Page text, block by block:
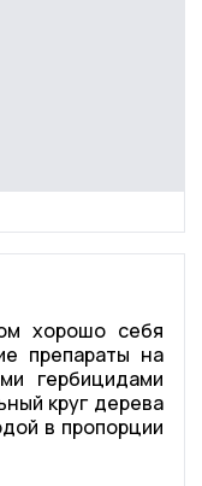
хорошо себя
препараты на
гербицидами
круг дерева
в пропорции